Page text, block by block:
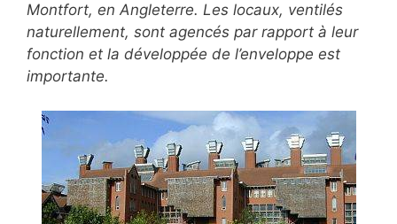
Montfort, en Angleterre. Les locaux, ventilés
naturellement, sont agencés par rapport à leur
fonction et la développée de l’enveloppe est
importante.